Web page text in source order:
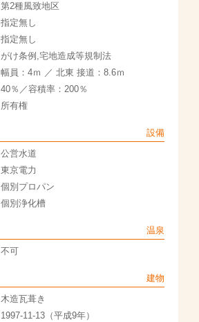
第2種風致地区
指定無し
指定無し
がけ条例,宅地造成等規制法
幅員：4ｍ ／ 北東 接道：8.6ｍ
40％／容積率：200％
所有権
設備
公営水道
東京電力
個別プロパン
個別浄化槽
温泉
不可
建物
木造瓦葺き
1997-11-13（平成9年）